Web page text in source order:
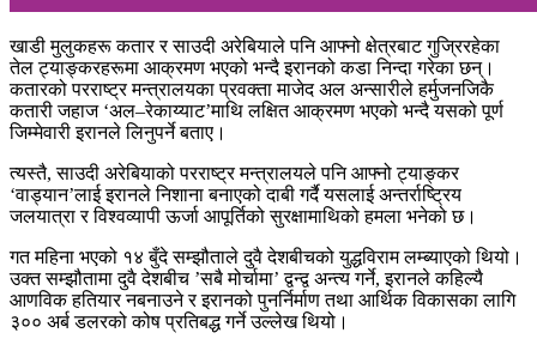
खाडी मुलुकहरू कतार र साउदी अरेबियाले पनि आफ्नो क्षेत्रबाट गुज्रिरहेका
तेल ट्याङ्करहरूमा आक्रमण भएको भन्दै इरानको कडा निन्दा गरेका छन्।
कतारको परराष्ट्र मन्त्रालयका प्रवक्ता माजेद अल अन्सारीले हर्मुजनजिकै
कतारी जहाज ‘अल–रेकाय्याट’माथि लक्षित आक्रमण भएको भन्दै यसको पूर्ण
जिम्मेवारी इरानले लिनुपर्ने बताए।
त्यस्तै, साउदी अरेबियाको परराष्ट्र मन्त्रालयले पनि आफ्नो ट्याङ्कर
‘वाड्यान’लाई इरानले निशाना बनाएको दाबी गर्दै यसलाई अन्तर्राष्ट्रिय
जलयात्रा र विश्वव्यापी ऊर्जा आपूर्तिको सुरक्षामाथिको हमला भनेको छ।
गत महिना भएको १४ बुँदे सम्झौताले दुवै देशबीचको युद्धविराम लम्ब्याएको थियो।
उक्त सम्झौतामा दुवै देशबीच ’सबै मोर्चामा’ द्वन्द्व अन्त्य गर्ने, इरानले कहिल्यै
आणविक हतियार नबनाउने र इरानको पुनर्निर्माण तथा आर्थिक विकासका लागि
३०० अर्ब डलरको कोष प्रतिबद्ध गर्ने उल्लेख थियो।